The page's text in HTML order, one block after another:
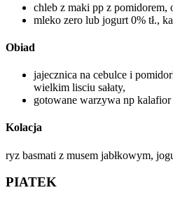
chleb z maki pp z pomidorem,
mleko zero lub jogurt 0% tł.,
Obiad
jajecznica na cebulce i
wielkim lisciu sałaty,
gotowane warzywa np
Kolacja
ryz basmati z musem jabłkowym,
PIATEK